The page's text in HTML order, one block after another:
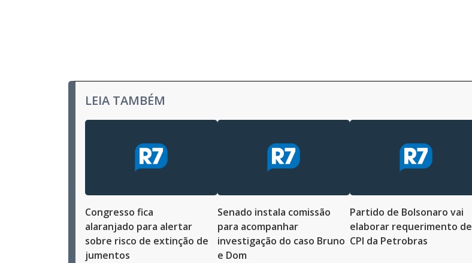
LEIA TAMBÉM
Congresso fica
alaranjado para alertar
sobre risco de extinção de
jumentos
Senado instala comissão
para acompanhar
investigação do caso Bruno
e Dom
Partido de Bolsonaro vai
elaborar requerimento de
CPI da Petrobras